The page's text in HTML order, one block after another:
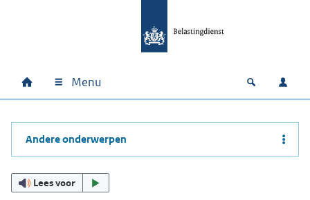
Hoofdnavigatie
Home Menu Open
Andere onderwerpen
Lees voor